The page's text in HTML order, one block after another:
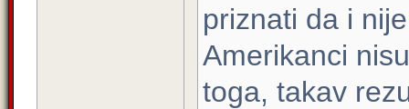
priznati da i
Amerikanci
toga, takav